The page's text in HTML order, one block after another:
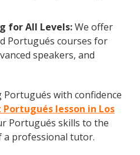
for All Levels:We offer
Portugués courses for
speakers, and
with confidence
lesson in Los
Portugués skills to the
a professional tutor.